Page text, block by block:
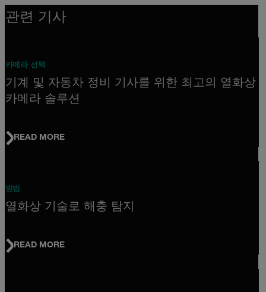
관련 기사
카메라 선택
기계 및 자동차 정비 기사를 위한 최고의 열화상
카메라 솔루션
READ MORE
방법
열화상 기술로 해충 탐지
READ MORE